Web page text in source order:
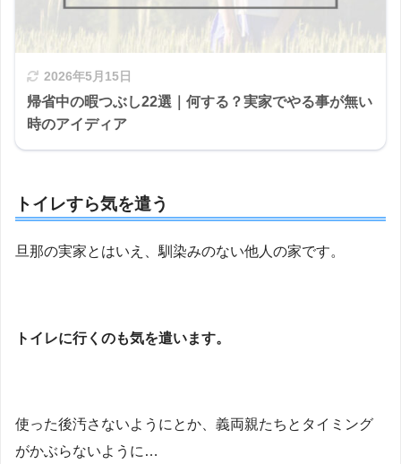
2026年5月15日
帰省中の暇つぶし22選｜何する？実家でやる事が無い
時のアイディア
トイレすら気を遣う
旦那の実家とはいえ、馴染みのない他人の家です。
トイレに行くのも気を遣います。
使った後汚さないようにとか、義両親たちとタイミング
がかぶらないように…